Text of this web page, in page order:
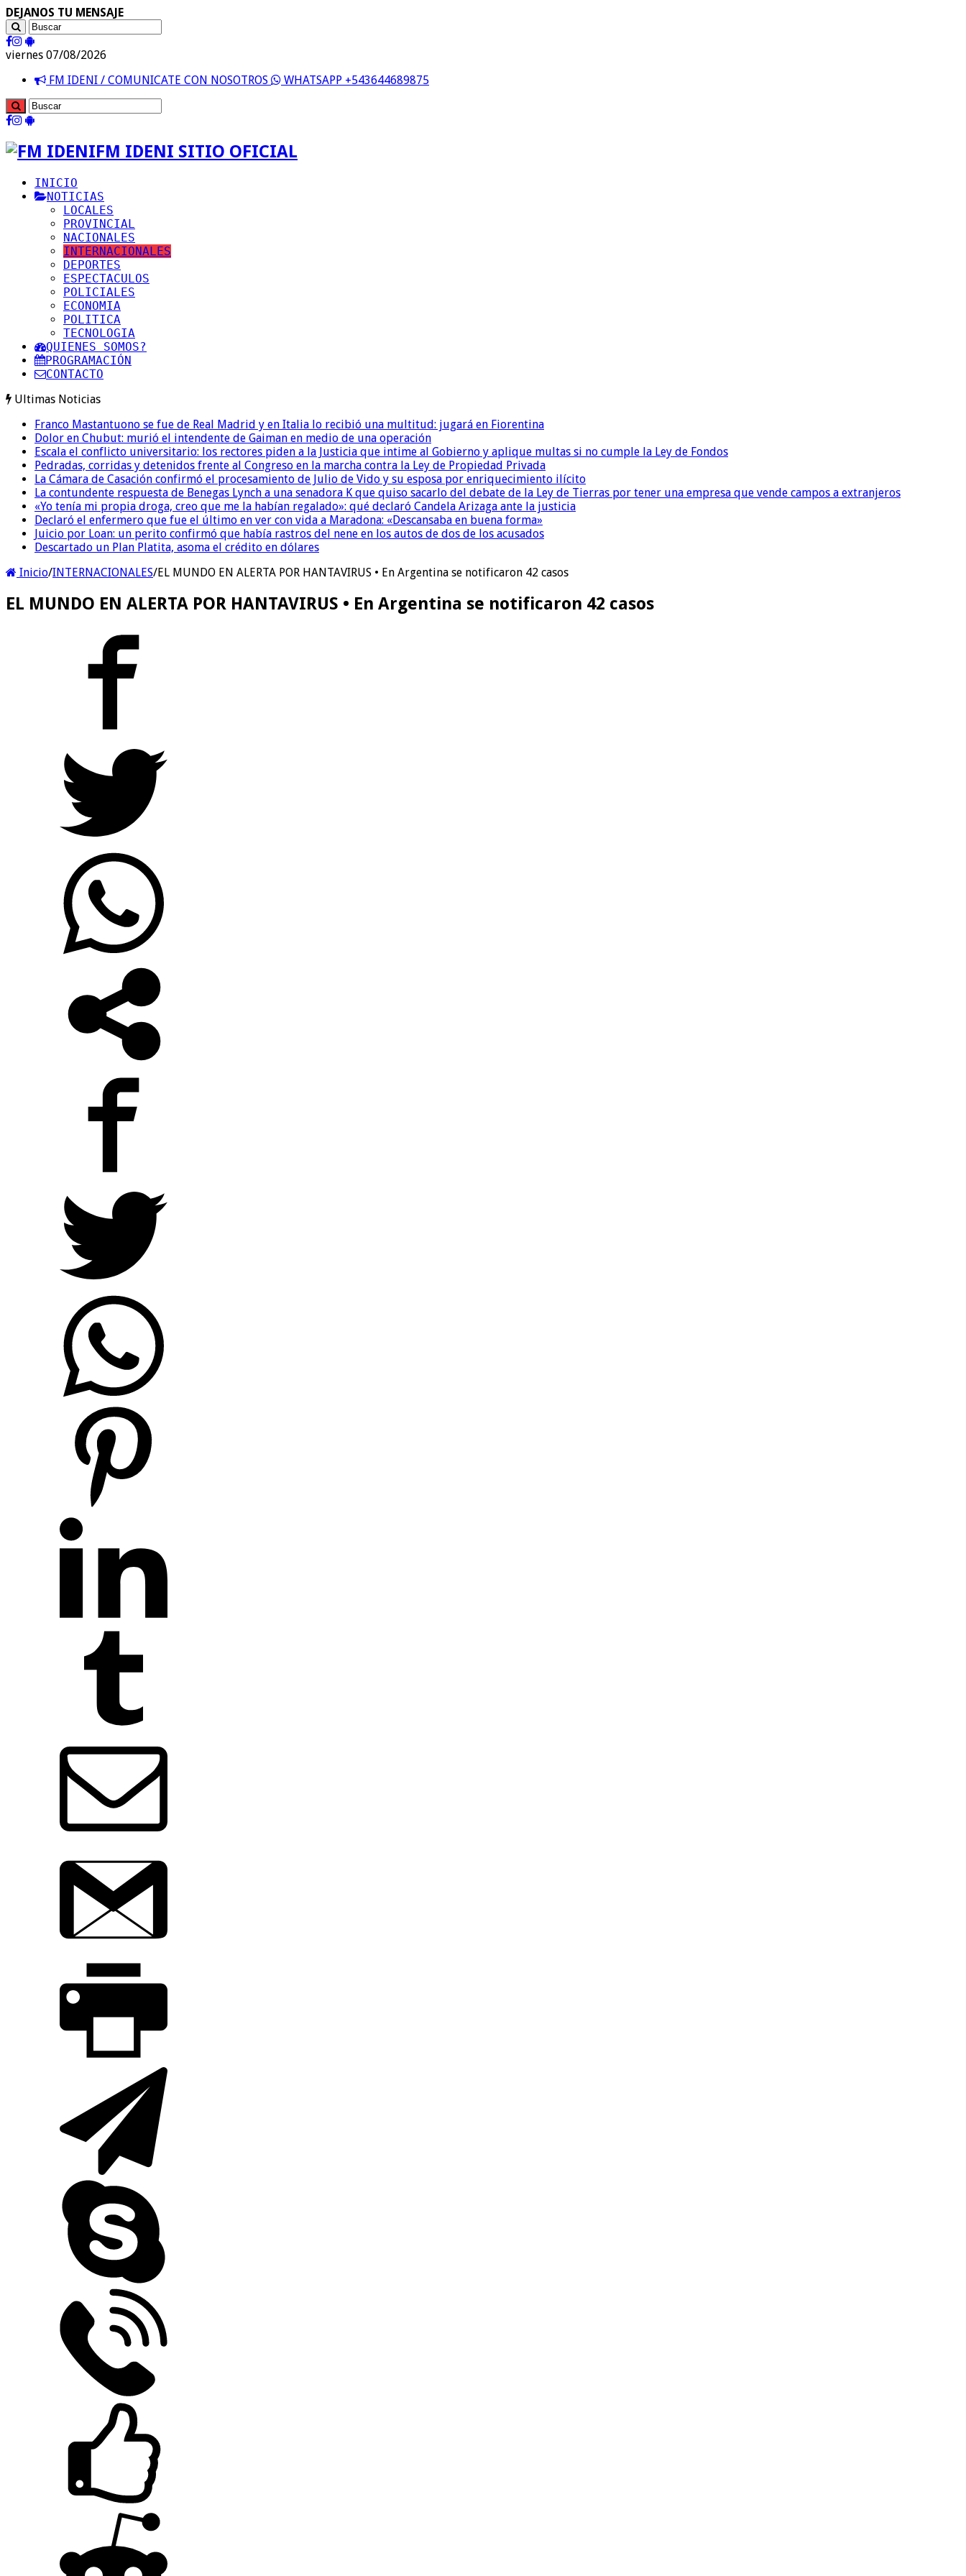
DEJANOS TU MENSAJE
viernes 07/08/2026
FM IDENI / COMUNICATE CON NOSOTROS
WHATSAPP +543644689875
FM IDENI SITIO OFICIAL
INICIO
NOTICIAS
LOCALES
PROVINCIAL
NACIONALES
INTERNACIONALES
DEPORTES
ESPECTACULOS
POLICIALES
ECONOMIA
POLITICA
TECNOLOGIA
QUIENES SOMOS?
PROGRAMACIÓN
CONTACTO
Ultimas Noticias
Franco Mastantuono se fue de Real Madrid y en Italia lo recibió una multitud: jugará en Fiorentina
Dolor en Chubut: murió el intendente de Gaiman en medio de una operación
Escala el conflicto universitario: los rectores piden a la Justicia que intime al Gobierno y aplique multas si no cumple la Ley de Fondos
Pedradas, corridas y detenidos frente al Congreso en la marcha contra la Ley de Propiedad Privada
La Cámara de Casación confirmó el procesamiento de Julio de Vido y su esposa por enriquecimiento ilícito
La contundente respuesta de Benegas Lynch a una senadora K que quiso sacarlo del debate de la Ley de Tierras por tener una empresa que vende campos a extranjeros
«Yo tenía mi propia droga, creo que me la habían regalado»: qué declaró Candela Arizaga ante la justicia
Declaró el enfermero que fue el último en ver con vida a Maradona: «Descansaba en buena forma»
Juicio por Loan: un perito confirmó que había rastros del nene en los autos de dos de los acusados
Descartado un Plan Platita, asoma el crédito en dólares
Inicio/INTERNACIONALES/EL MUNDO EN ALERTA POR HANTAVIRUS • En Argentina se notificaron 42 casos
EL MUNDO EN ALERTA POR HANTAVIRUS • En Argentina se notificaron 42 casos